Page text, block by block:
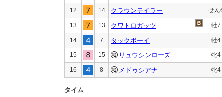
12 14 クラウンテイラー せん
13 13 クワトロガッツ 牡7
14 7 タックボーイ 牡4
15 15 リュウシンローズ 牝4
16 8 メドゥシアナ 牝4
タイム